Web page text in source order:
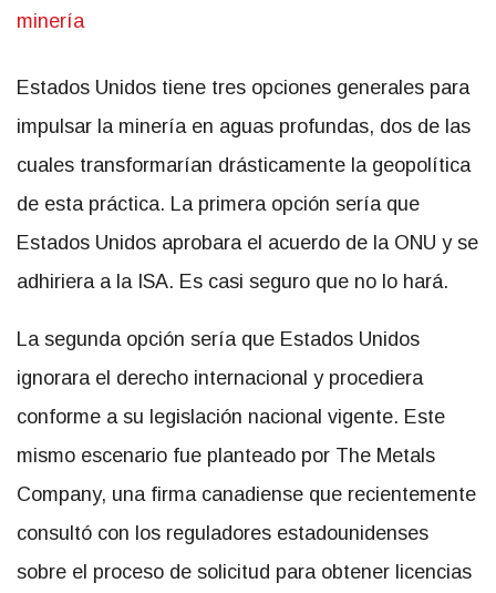
Estados Unidos tiene tres opciones generales para
impulsar la minería en aguas profundas, dos de las
cuales transformarían drásticamente la geopolítica
de esta práctica. La primera opción sería que
Estados Unidos aprobara el acuerdo de la ONU y se
adhiriera a la ISA. Es casi seguro que no lo hará.
La segunda opción sería que Estados Unidos
ignorara el derecho internacional y procediera
conforme a su legislación nacional vigente. Este
mismo escenario fue planteado por The Metals
Company, una firma canadiense que recientemente
consultó con los reguladores estadounidenses
sobre el proceso de solicitud para obtener licencias